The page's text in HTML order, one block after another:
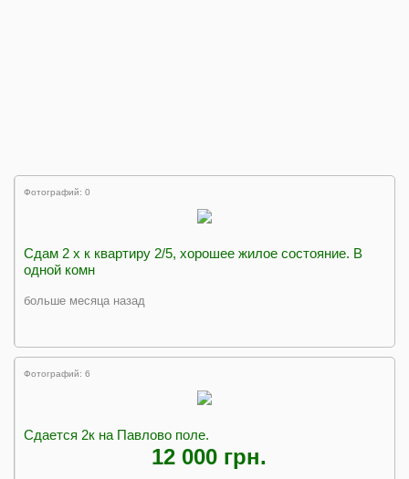
Фотографий: 0
Сдам 2 х к квартиру 2/5, хорошее жилое состояние. В
одной комн
больше месяца назад
Фотографий: 6
Сдается 2к на Павлово поле.
12 000 грн.